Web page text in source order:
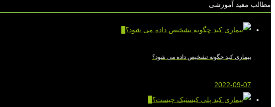
مطالب مفید آموزشی
بیماری کبد چگونه تشخیص داده می شود؟
2022-09-07